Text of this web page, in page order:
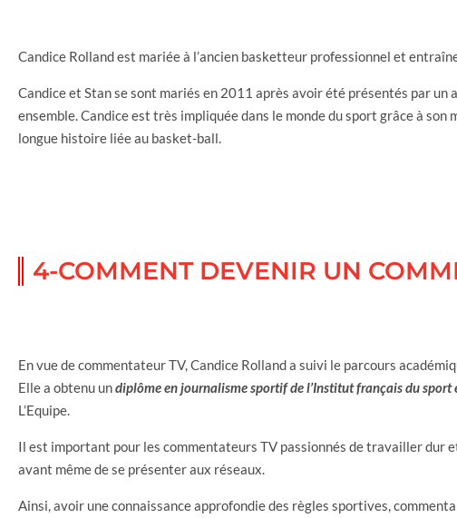
Candice Rolland est mariée à l’ancien basketteur professionnel et
Candice et Stan se sont mariés en 2011 après avoir été présentés par un
ensemble. Candice est très impliquée dans le monde du sport grâce à son
longue histoire liée au basket-ball.
4-COMMENT DEVENIR UN
En vue de commentateur TV, Candice Rolland a suivi le parcours
Elle a obtenu undiplôme en journalisme sportif de l’Institut français du sport
L’Equipe.
Il est important pour les commentateurs TV passionnés de travailler dur
avant même de se présenter aux réseaux.
Ainsi, avoir une connaissance approfondie des règles sportives,